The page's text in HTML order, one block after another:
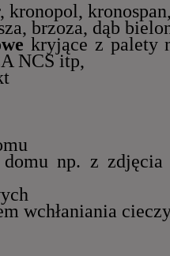
brzoza, dąb
kryjące z palety
NCS itp,
np. z
wchłaniania